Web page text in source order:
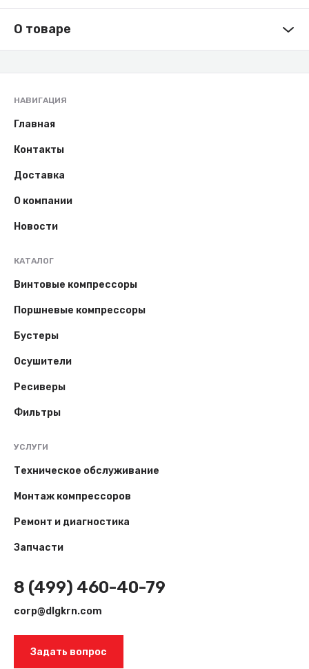
О товаре
НАВИГАЦИЯ
Главная
Контакты
Доставка
О компании
Новости
КАТАЛОГ
Винтовые компрессоры
Поршневые компрессоры
Бустеры
Осушители
Ресиверы
Фильтры
УСЛУГИ
Техническое обслуживание
Монтаж компрессоров
Ремонт и диагностика
Запчасти
8 (499) 460-40-79
corp@dlgkrn.com
Задать вопрос